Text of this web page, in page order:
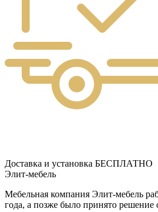
Доставка и установка БЕСПЛАТНО
Элит-мебель
Мебельная компания Элит-мебель
года, а позже было принято решение